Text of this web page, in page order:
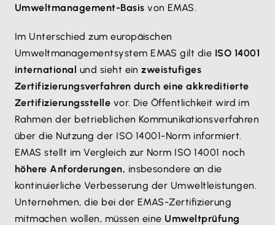
Umweltmanagement-Basis von EMAS.
Im Unterschied zum europäischen
Umweltmanagementsystem EMAS gilt die ISO 14001
international und sieht ein zweistufiges
Zertifizierungsverfahren durch eine akkreditierte
Zertifizierungsstelle vor. Die Öffentlichkeit wird im
Rahmen der betrieblichen Kommunikationsverfahren
über die Nutzung der ISO 14001-Norm informiert.
EMAS stellt im Vergleich zur Norm ISO 14001 noch
höhere Anforderungen, insbesondere an die
kontinuierliche Verbesserung der Umweltleistungen.
Unternehmen, die bei der EMAS-Zertifizierung
mitmachen wollen, müssen eine Umweltprüfung